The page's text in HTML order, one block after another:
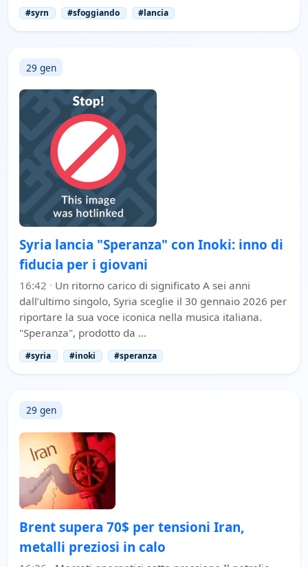
#syrn #sfoggiando #lancia
29 gen
Syria lancia "Speranza" con Inoki: inno di
fiducia per i giovani
16:42 · Un ritorno carico di significato A sei anni
dall’ultimo singolo, Syria sceglie il 30 gennaio 2026 per
riportare la sua voce iconica nella musica italiana.
"Speranza", prodotto da …
#syria #inoki #speranza
29 gen
Brent supera 70$ per tensioni Iran,
metalli preziosi in calo